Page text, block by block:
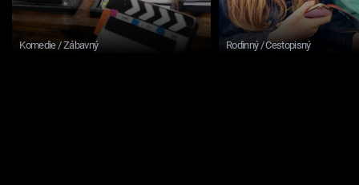
Komedie / Zábavný Rodinný / Cestopisný